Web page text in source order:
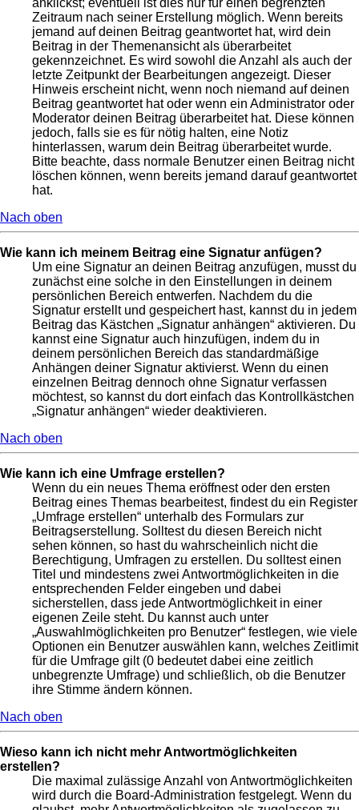
Zeitraum nach seiner Erstellung möglich. Wenn bereits
jemand auf deinen Beitrag geantwortet hat, wird dein
Beitrag in der Themenansicht als überarbeitet
gekennzeichnet. Es wird sowohl die Anzahl als auch der
letzte Zeitpunkt der Bearbeitungen angezeigt. Dieser
Hinweis erscheint nicht, wenn noch niemand auf deinen
Beitrag geantwortet hat oder wenn ein Administrator oder
Moderator deinen Beitrag überarbeitet hat. Diese können
jedoch, falls sie es für nötig halten, eine Notiz
hinterlassen, warum dein Beitrag überarbeitet wurde.
Bitte beachte, dass normale Benutzer einen Beitrag nicht
löschen können, wenn bereits jemand darauf geantwortet
hat.
Nach oben
Wie kann ich meinem Beitrag eine Signatur anfügen?
Um eine Signatur an deinen Beitrag anzufügen, musst du
zunächst eine solche in den Einstellungen in deinem
persönlichen Bereich entwerfen. Nachdem du die
Signatur erstellt und gespeichert hast, kannst du in jedem
Beitrag das Kästchen „Signatur anhängen“ aktivieren. Du
kannst eine Signatur auch hinzufügen, indem du in
deinem persönlichen Bereich das standardmäßige
Anhängen deiner Signatur aktivierst. Wenn du einen
einzelnen Beitrag dennoch ohne Signatur verfassen
möchtest, so kannst du dort einfach das Kontrollkästchen
„Signatur anhängen“ wieder deaktivieren.
Nach oben
Wie kann ich eine Umfrage erstellen?
Wenn du ein neues Thema eröffnest oder den ersten
Beitrag eines Themas bearbeitest, findest du ein Register
„Umfrage erstellen“ unterhalb des Formulars zur
Beitragserstellung. Solltest du diesen Bereich nicht
sehen können, so hast du wahrscheinlich nicht die
Berechtigung, Umfragen zu erstellen. Du solltest einen
Titel und mindestens zwei Antwortmöglichkeiten in die
entsprechenden Felder eingeben und dabei
sicherstellen, dass jede Antwortmöglichkeit in einer
eigenen Zeile steht. Du kannst auch unter
„Auswahlmöglichkeiten pro Benutzer“ festlegen, wie viele
Optionen ein Benutzer auswählen kann, welches Zeitlimit
für die Umfrage gilt (0 bedeutet dabei eine zeitlich
unbegrenzte Umfrage) und schließlich, ob die Benutzer
ihre Stimme ändern können.
Nach oben
Wieso kann ich nicht mehr Antwortmöglichkeiten
erstellen?
Die maximal zulässige Anzahl von Antwortmöglichkeiten
wird durch die Board-Administration festgelegt. Wenn du